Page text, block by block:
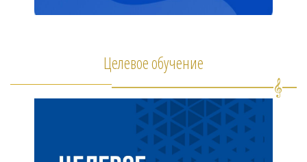
Целевое обучение